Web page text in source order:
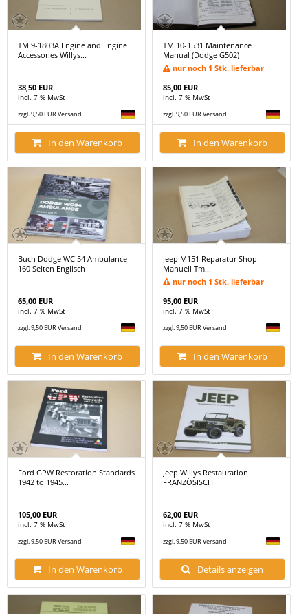
TM 9-1803A Engine and Engine
Accessories Willys...
38,50 EUR
incl. 7 % MwSt
zzgl. 9,50 EUR Versand
In den Warenkorb
TM 10-1531 Maintenance
Manual (Dodge G502)
nur noch 1 Stk. lieferbar
85,00 EUR
incl. 7 % MwSt
zzgl. 9,50 EUR Versand
In den Warenkorb
Buch Dodge WC 54 Ambulance
160 Seiten Englisch
65,00 EUR
incl. 7 % MwSt
zzgl. 9,50 EUR Versand
In den Warenkorb
Jeep M151 Reparatur Shop
Manuell Tm...
nur noch 1 Stk. lieferbar
95,00 EUR
incl. 7 % MwSt
zzgl. 9,50 EUR Versand
In den Warenkorb
Ford GPW Restoration Standards
1942 to 1945...
105,00 EUR
incl. 7 % MwSt
zzgl. 9,50 EUR Versand
In den Warenkorb
Jeep Willys Restauration
FRANZÖSISCH
62,00 EUR
incl. 7 % MwSt
zzgl. 9,50 EUR Versand
Details anzeigen